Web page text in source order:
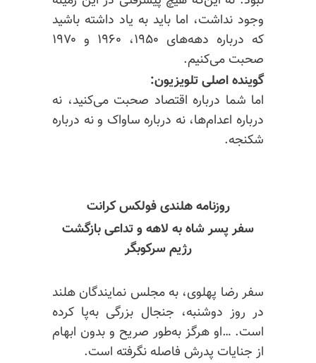
وجود نداشت، اما باید به یاد داشته باشید
که درباره دهه‌های ۱۹۵۰، ۱۹۶۰ و ۱۹۷۰
صحبت می‌کنیم.
گوینده اصلی تلویزیون:
اما شما درباره اقتصاد صحبت می‌کنید، نه
درباره اعدام‌ها، نه درباره ساواک و نه درباره
شکنجه.
روزنامه هلندی فولکس کرانت
سفر پسر شاه به لاهه و تداعی بازگشت
رژیم سرکوبگر
سفر رضا پهلوی، به مجلس نمایندگان هلند
در روز دوشنبه، جنجال بزرگی به‌پا کرده
است. …او هرگز به‌طور صریح و بدون ابهام
از جنایات پدرش فاصله نگرفته است.